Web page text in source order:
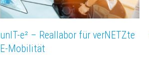
unIT-e² – Reallabor für verNETZte
E-Mobilität